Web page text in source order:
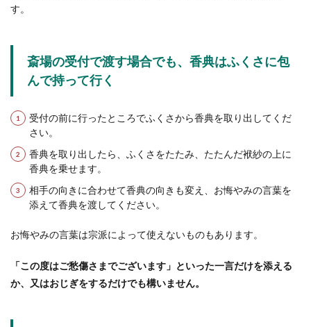
す。
斎場の受付で渡す場合でも、香典はふくさに包
んで持って行く
受付の前に行ったところでふくさから香典を取り出してくだ
さい。
香典を取り出したら、ふくさをたたみ、たたんだ袱紗の上に
香典を乗せます。
相手の向きに合わせて香典の向きも変え、お悔やみの言葉を
添えて香典を渡してください。
お悔やみの言葉は宗派によって使えないものもあります。
「この度はご愁傷さまでございます」といった一言だけを添える
か、又はおじぎをするだけでも構いません。